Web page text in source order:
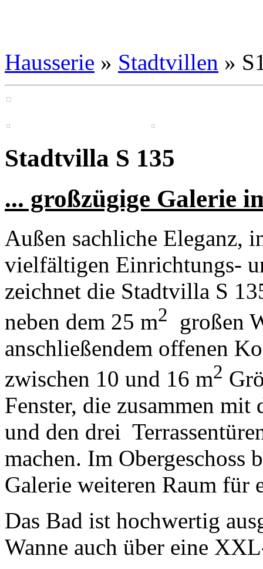
Hausserie » Stadtvillen »
Stadtvilla S 135
... großzügige Galerie
Außen sachliche Eleganz,
vielfältigen Einrichtungs-
zeichnet die Stadtvilla S
neben dem 25 m2
großen
anschließendem offenen
zwischen 10 und 16 m2
Fenster, die zusammen
und den drei
machen. Im
Galerie weiteren Raum für
Das Bad ist hochwertig
Wanne auch über eine